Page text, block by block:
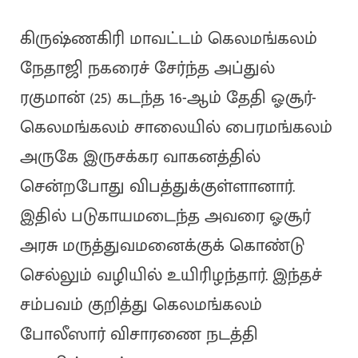
கிருஷ்ணகிரி மாவட்டம் கெலமங்கலம்
நேதாஜி நகரைச் சேர்ந்த அப்துல்
ரகுமான் (25) கடந்த 16-ஆம் தேதி ஓசூர்-
கெலமங்கலம் சாலையில் பைரமங்கலம்
அருகே இருசக்கர வாகனத்தில்
சென்றபோது விபத்துக்குள்ளானார்.
இதில் படுகாயமடைந்த அவரை ஓசூர்
அரசு மருத்துவமனைக்குக் கொண்டு
செல்லும் வழியில் உயிரிழந்தார். இந்தச்
சம்பவம் குறித்து கெலமங்கலம்
போலீஸார் விசாரணை நடத்தி